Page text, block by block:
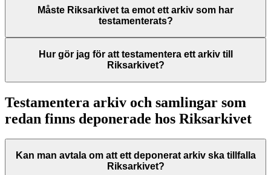
Måste Riksarkivet ta emot ett arkiv som har
testamenterats?
Hur gör jag för att testamentera ett arkiv till
Riksarkivet?
Testamentera arkiv och samlingar som
redan finns deponerade hos Riksarkivet
Kan man avtala om att ett deponerat arkiv ska tillfalla
Riksarkivet?